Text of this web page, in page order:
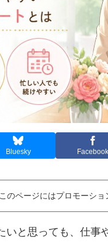
Bluesky Facebook
このページにはプロモーショ
いと思っても、仕事